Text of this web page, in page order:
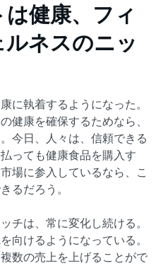
健康、フィ
ネスのニッ
に執着するようになった。
健康を確保するためなら、
今日、人々は、信頼できる
っても健康食品を購入す
場に参入しているなら、こ
るだろう。
チは、常に変化し続ける。
向けるようになっている。
数の売上を上げることがで